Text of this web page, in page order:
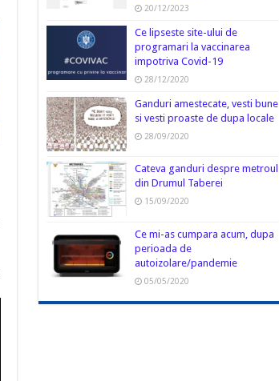
20/12/2023
Ce lipseste site-ului de
programari la vaccinarea
impotriva Covid-19
28/12/2020
Ganduri amestecate, vesti bune
si vesti proaste de dupa locale
28/09/2020
Cateva ganduri despre metroul
din Drumul Taberei
15/09/2020
Ce mi-as cumpara acum, dupa
perioada de
autoizolare/pandemie
05/05/2020